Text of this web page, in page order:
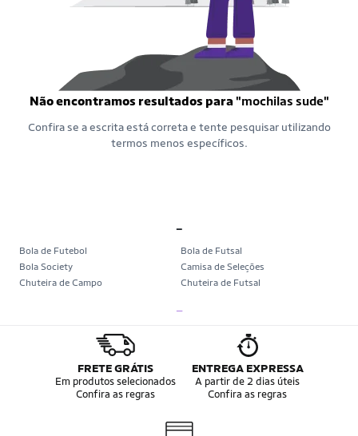
Não encontramos resultados para"mochilas sude"
Confira se a escrita está correta e tente pesquisar utilizando
termos menos específicos.
Bola de Futebol
Bola de Futsal
Bola Society
Camisa de Seleções
Chuteira de Campo
Chuteira de Futsal
Tênis de Corrida Feminino
Bola da Copa
Mini Bola da Copa
Copa 2026
Álbum da Copa
Boné do Brasil
Bandeira do Brasil
Moletom Seleção Brasileira
Camisa do Brasil Feminina
FRETE GRÁTIS
Em produtos selecionados
Confira as regras
ENTREGA EXPRESSA
A partir de 2 dias úteis
Confira as regras